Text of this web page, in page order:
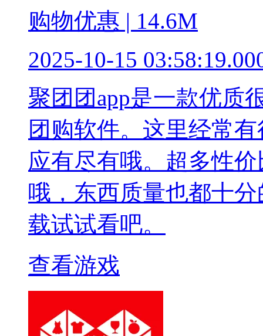
购物优惠 | 14.6M
2025-10-15
聚团团app是一款优质
团购软件。这里经常
应有尽有哦。超多性
哦，东西质量也都十
载试试看吧。
查看游戏